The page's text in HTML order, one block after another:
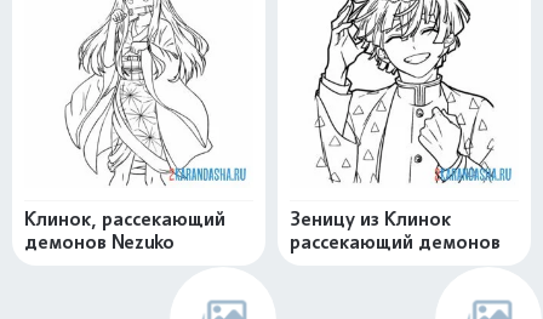
Клинок, рассекающий
демонов Nezuko
Зеницу из Клинок
рассекающий демонов